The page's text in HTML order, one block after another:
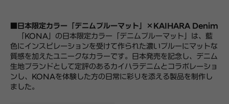
■日本限定カラー「デニムブルーマット」×KAIHARA Denim
「KONA」の日本限定カラー「デニムブルーマット」は、藍
色にインスピレーションを受けて作られた濃いブルーにマットな
質感を加えたユニークなカラーです。日本発売を記念し、デニム
生地ブランドとして定評のあるカイハラデニムとコラボレーショ
ンし、KONAを体験した方の日常に彩りを添える製品を制作し
ました。